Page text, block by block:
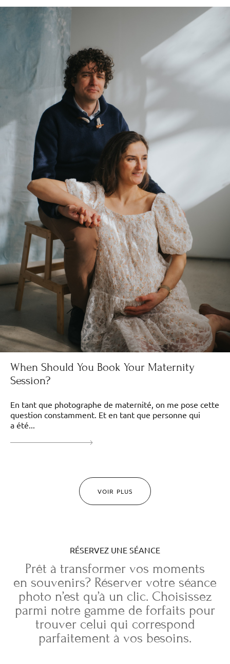
When Should You Book Your Maternity
Session?
En tant que photographe de maternité, on me pose cette
question constamment. Et en tant que personne qui
a été...
VOIR PLUS
RÉSERVEZ UNE SÉANCE
Prêt à transformer vos moments
en souvenirs? Réserver votre séance
photo n’est qu’à un clic. Choisissez
parmi notre gamme de forfaits pour
trouver celui qui correspond
parfaitement à vos besoins.